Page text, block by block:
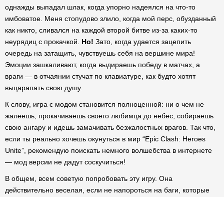
однажды выпадал шлак, когда упорно надеялся на что-то
имбоватое. Меня стопудово злило, когда мой перс, обузданный
как никто, сливался на каждой второй битве из-за каких-то
неурядиц с прокачкой. Но! Зато, когда удается зацепить
очередь на затащить, чувствуешь себя на вершине мира!
Эмоции зашкаливают, когда выдираешь победу в матчах, а
враги — в отчаянии стучат по клавиатуре, как будто хотят
выцарапать свою душу.
К слову, игра с модом становится полноценной: ни о чем не
жалеешь, прокачиваешь своего любимца до небес, собираешь
свою ангару и идешь замачивать безжалостных врагов. Так что,
если ты реально хочешь окунуться в мир “Epic Clash: Heroes
Unite”, рекомендую поискать немного волшебства в интернете
— мод версии не дадут соскучиться!
В общем, всем советую попробовать эту игру. Она
действительно веселая, если не напороться на баги, которые